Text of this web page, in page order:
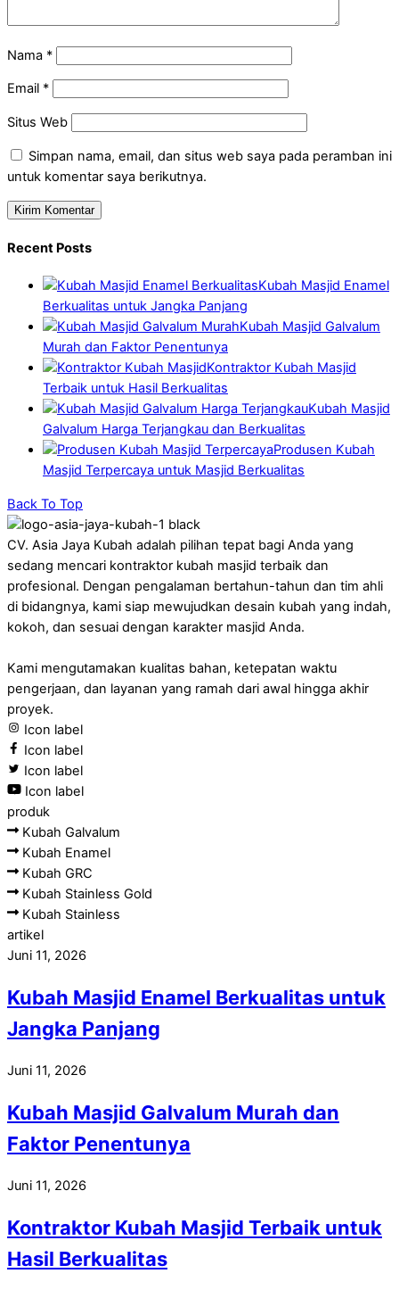
Nama *
Email *
Situs Web
Simpan nama, email, dan situs web saya pada peramban ini
untuk komentar saya berikutnya.
Recent Posts
Kubah Masjid Enamel
Berkualitas untuk Jangka Panjang
Kubah Masjid Galvalum
Murah dan Faktor Penentunya
Kontraktor Kubah Masjid
Terbaik untuk Hasil Berkualitas
Kubah Masjid
Galvalum Harga Terjangkau dan Berkualitas
Produsen Kubah
Masjid Terpercaya untuk Masjid Berkualitas
Back To Top
CV. Asia Jaya Kubah adalah pilihan tepat bagi Anda yang
sedang mencari kontraktor kubah masjid terbaik dan
profesional. Dengan pengalaman bertahun-tahun dan tim ahli
di bidangnya, kami siap mewujudkan desain kubah yang indah,
kokoh, dan sesuai dengan karakter masjid Anda.
Kami mengutamakan kualitas bahan, ketepatan waktu
pengerjaan, dan layanan yang ramah dari awal hingga akhir
proyek.
Icon label
Icon label
Icon label
Icon label
produk
Kubah Galvalum
Kubah Enamel
Kubah GRC
Kubah Stainless Gold
Kubah Stainless
artikel
Juni 11, 2026
Kubah Masjid Enamel Berkualitas untuk
Jangka Panjang
Juni 11, 2026
Kubah Masjid Galvalum Murah dan
Faktor Penentunya
Juni 11, 2026
Kontraktor Kubah Masjid Terbaik untuk
Hasil Berkualitas